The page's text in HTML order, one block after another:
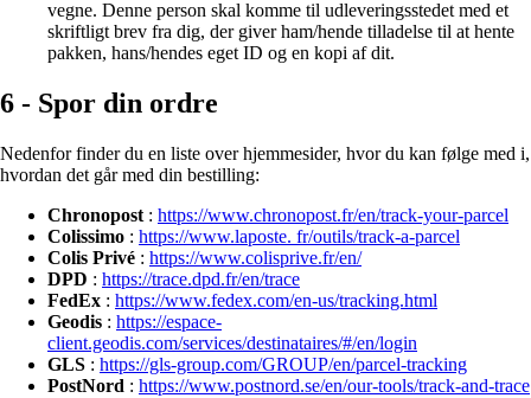
vegne. Denne person skal komme til udleveringsstedet med et
skriftligt brev fra dig, der giver ham/hende tilladelse til at hente
pakken, hans/hendes eget ID og en kopi af dit.
6 - Spor din ordre
Nedenfor finder du en liste over hjemmesider, hvor du kan følge med i,
hvordan det går med din bestilling:
Chronopost : https://www.chronopost.fr/en/track-your-parcel
Colissimo : https://www.laposte. fr/outils/track-a-parcel
Colis Privé : https://www.colisprive.fr/en/
DPD : https://trace.dpd.fr/en/trace
FedEx : https://www.fedex.com/en-us/tracking.html
Geodis : https://espace-
client.geodis.com/services/destinataires/#/en/login
GLS : https://gls-group.com/GROUP/en/parcel-tracking
PostNord : https://www.postnord.se/en/our-tools/track-and-trace